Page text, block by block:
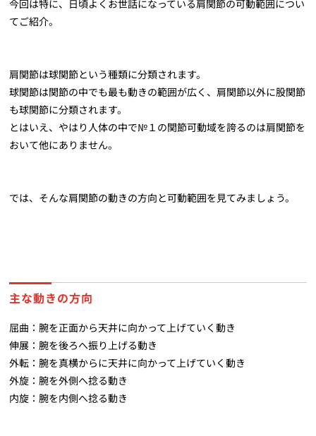
今回は特に、日頃よくお世話になっている肩関節の可動範囲につい
てご紹介。
肩関節は球関節という種類に分類されます。
球関節は関節の中でも最も動きの範囲が広く、肩関節以外に股関節
も球関節に分類されます。
とはいえ、やはり人体の中で№１の関節可動域を誇るのは肩関節を
おいて他にありません。
では、そんな肩関節の動きの方向と可動範囲を見てみましょう。
主な動きの方向
屈曲：腕を正面から天井に向かって上げていく動き
伸展：腕を後ろへ振り上げる動き
外転：腕を真横からに天井に向かって上げていく動き
外旋：腕を外側へ捻る動き
内旋：腕を内側へ捻る動き